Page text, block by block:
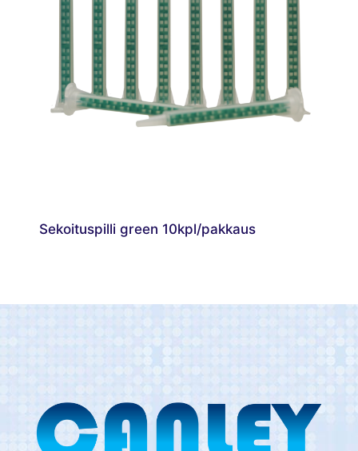
Sekoituspilli green 10kpl/pakkaus